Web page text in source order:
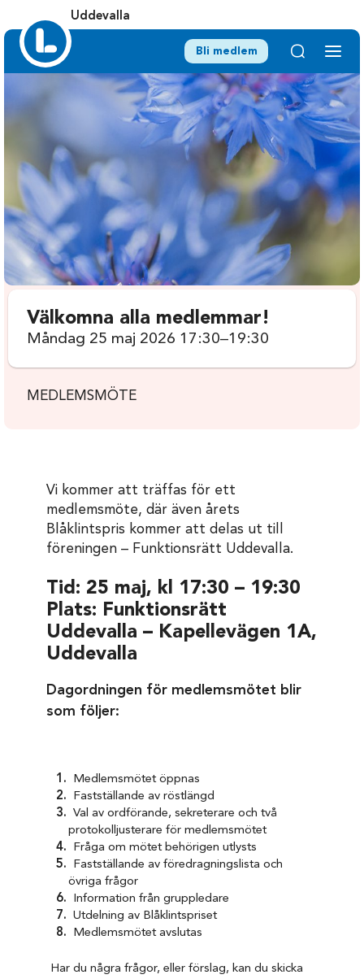
Uddevalla
Bli medlem
Välkomna alla medlemmar!
Måndag 25 maj 2026 17:30–19:30
MEDLEMSMÖTE
Vi kommer att träffas för ett
medlemsmöte, där även årets
Blåklintspris kommer att delas ut till
föreningen – Funktionsrätt Uddevalla.
Tid: 25 maj, kl 17:30 – 19:30
Plats: Funktionsrätt
Uddevalla – Kapellevägen 1A,
Uddevalla
Dagordningen för medlemsmötet blir
som följer:
Medlemsmötet öppnas
Fastställande av röstlängd
Val av ordförande, sekreterare och två
protokolljusterare för medlemsmötet
Fråga om mötet behörigen utlysts
Fastställande av föredragningslista och
övriga frågor
Information från gruppledare
Utdelning av Blåklintspriset
Medlemsmötet avslutas
Har du några frågor, eller förslag, kan du skicka